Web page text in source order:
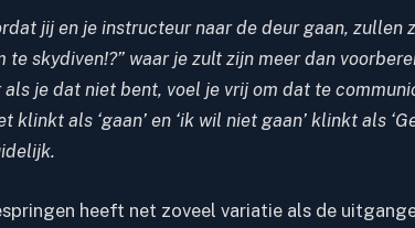
jij en je instructeur naar de deur gaan, zullen
te skydiven!?” waar je zult zijn meer dan
als je dat niet bent, voel je vrij om dat te
klinkt als ‘gaan’ en ‘ik wil niet gaan’ klinkt als
heeft net zoveel variatie als de